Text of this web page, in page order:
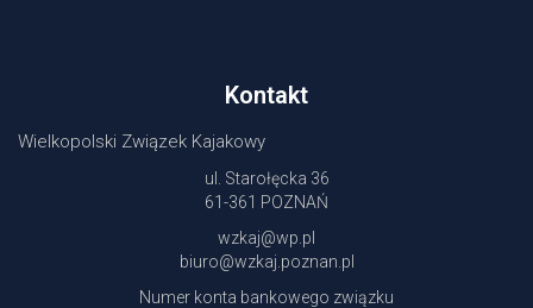
Kontakt
Wielkopolski Związek Kajakowy
ul. Starołęcka 36
61-361 POZNAŃ
wzkaj@wp.pl
biuro@wzkaj.poznan.pl
Numer konta bankowego związku